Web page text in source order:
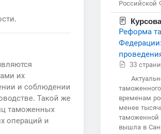
их
и соблюдении
Такой же
таможенных
операций и
Российской
Реформа
33
временам
менее
таможенной
вышла в